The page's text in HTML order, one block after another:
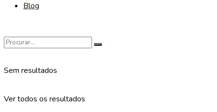
Blog
Sem resultados
Ver todos os resultados